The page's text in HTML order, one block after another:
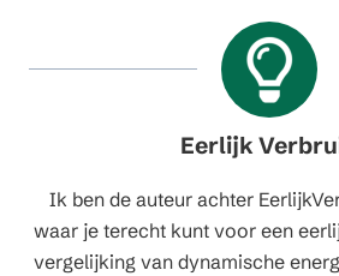
Eerlijk
Ik ben de auteur achter
waar je terecht kunt voor een
vergelijking van dynamische